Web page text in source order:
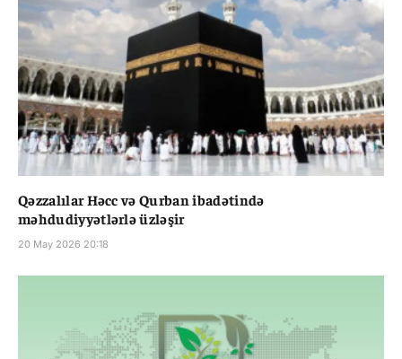
Qəzzalılar Həcc və Qurban ibadətində
məhdudiyyətlərlə üzləşir
20 May 2026 20:18